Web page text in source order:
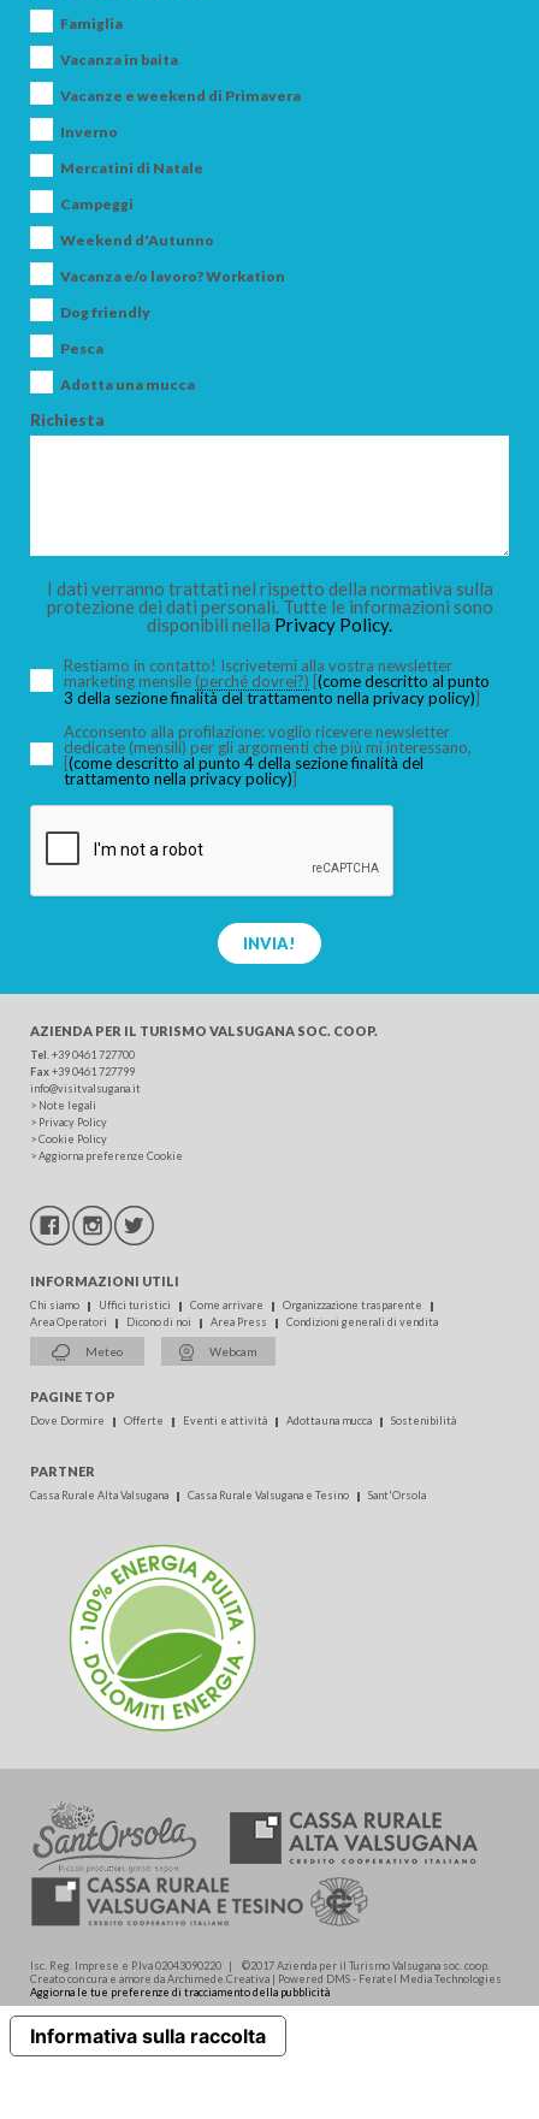
BAMBINI
CERCA
Famiglia
Vacanza in baita
Vacanze e weekend di Primavera
Inverno
Mercatini di Natale
Campeggi
Weekend d'Autunno
Vacanza e/o lavoro? Workation
Dog friendly
Pesca
Adotta una mucca
Richiesta
I dati verranno trattati nel rispetto della normativa sulla
protezione dei dati personali. Tutte le informazioni sono
disponibili nella Privacy Policy.
Restiamo in contatto! Iscrivetemi alla vostra newsletter
marketing mensile (perché dovrei?) [(come descritto al punto
3 della sezione finalità del trattamento nella privacy policy)]
Acconsento alla profilazione: voglio ricevere newsletter
dedicate (mensili) per gli argomenti che più mi interessano,
[(come descritto al punto 4 della sezione finalità del
trattamento nella privacy policy)]
INVIA!
AZIENDA PER IL TURISMO VALSUGANA SOC. COOP.
Tel +39 0461 727700
Fax+39 0461 727799
info@visitvalsugana.it
> Note legali
> Privacy Policy
>Cookie Policy
>Aggiorna preferenze Cookie
INFORMAZIONI UTILI
Chi siamo Uffici turistici Come arrivare
Organizzazione trasparente
Area Operatori
Dicono di noi Area Press Condizioni generali di vendita
Meteo Webcam
PAGINE TOP
Dove Dormire Offerte Eventi e attività Adotta una mucca Sostenibilità
PARTNER
Cassa Rurale Alta Valsugana Cassa Rurale Valsugana e Tesino Sant'Orsola
Isc. Reg. Imprese e P.Iva 02043090220 | ©2017 Azienda per il Turismo Valsugana soc. coop.
Creato con cura e amore da Archimede.Creativa | Powered DMS - Feratel Media Technologies
Aggiorna le tue preferenze di tracciamento della pubblicità
Informativa sulla raccolta